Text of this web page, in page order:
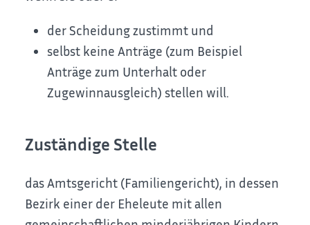
der Scheidung zustimmt und
selbst keine Anträge (zum Beispiel
Anträge zum Unterhalt oder
Zugewinnausgleich) stellen will.
Zuständige Stelle
das Amtsgericht (Familiengericht), in dessen
Bezirk einer der Eheleute mit allen